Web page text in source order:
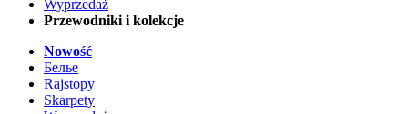
Wyprzedaż
Przewodniki i kolekcje
Nowość
Белье
Rajstopy
Skarpety